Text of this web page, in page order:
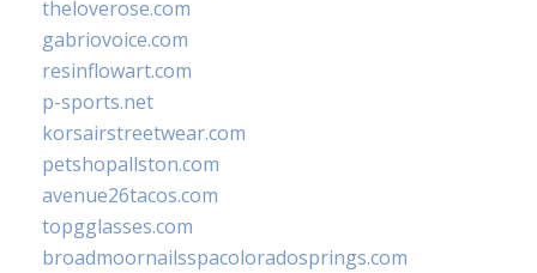
theloverose.com
gabriovoice.com
resinflowart.com
p-sports.net
korsairstreetwear.com
petshopallston.com
avenue26tacos.com
topgglasses.com
broadmoornailsspacoloradosprings.com